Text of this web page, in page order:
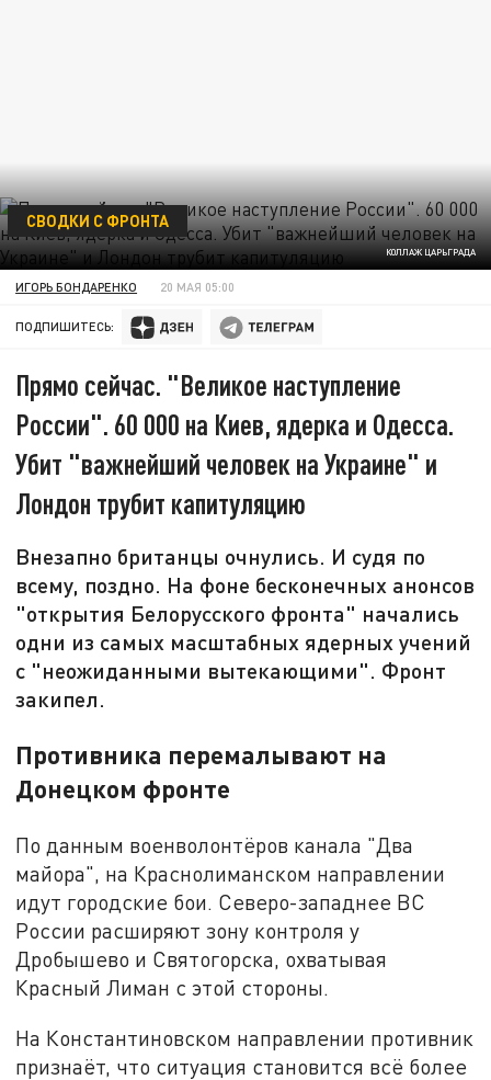
КОЛЛАЖ ЦАРЬГРАДА
СВОДКИ С ФРОНТА
ИГОРЬ БОНДАРЕНКО 20 МАЯ 05:00
ПОДПИШИТЕСЬ:
Прямо сейчас. "Великое наступление
России". 60 000 на Киев, ядерка и Одесса.
Убит "важнейший человек на Украине" и
Лондон трубит капитуляцию
Внезапно британцы очнулись. И судя по
всему, поздно. На фоне бесконечных анонсов
"открытия Белорусского фронта" начались
одни из самых масштабных ядерных учений
с "неожиданными вытекающими". Фронт
закипел.
Противника перемалывают на
Донецком фронте
По данным военволонтёров канала "Два
майора", на Краснолиманском направлении
идут городские бои. Северо-западнее ВС
России расширяют зону контроля у
Дробышево и Святогорска, охватывая
Красный Лиман с этой стороны.
На Константиновском направлении противник
признаёт, что ситуация становится всё более